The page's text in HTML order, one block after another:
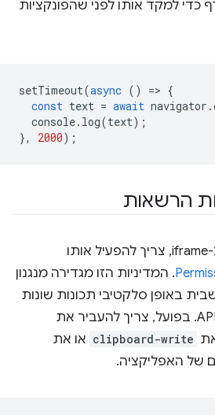
למקד אותו לפני שהפונקציות
setTimeout(async () =
const text = await
console.log(text
}, 2000
הרשאות
כדי להשתמש ב-API ב-iframe, צריך להפעיל אותו
. המדיניות הזו מגדירה מנגנון
סלקטיבי תכונות שונות
clipboard-write או את
האפליקציה.